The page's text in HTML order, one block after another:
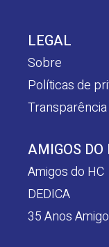
LEGAL
Sobre
Políticas de
Transparência
AMIGOS DO
Amigos do HC
DEDICA
35 Anos